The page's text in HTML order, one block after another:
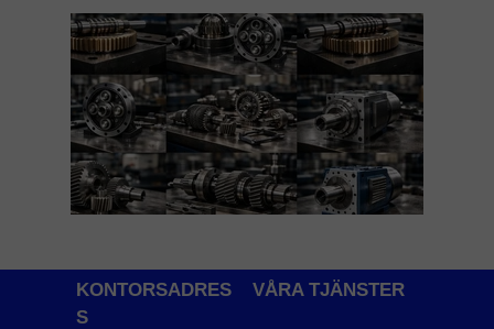
VÅRA TJÄNSTER
KONTORSADRES
S